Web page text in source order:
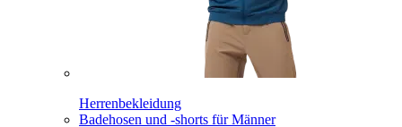
Herrenbekleidung
Badehosen und -shorts für Männer